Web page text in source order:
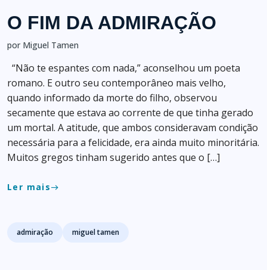
O FIM DA ADMIRAÇÃO
por Miguel Tamen
“Não te espantes com nada,” aconselhou um poeta
romano. E outro seu contemporâneo mais velho,
quando informado da morte do filho, observou
secamente que estava ao corrente de que tinha gerado
um mortal. A atitude, que ambos consideravam condição
necessária para a felicidade, era ainda muito minoritária.
Muitos gregos tinham sugerido antes que o […]
Ler maiseast
Tags
admiração miguel tamen